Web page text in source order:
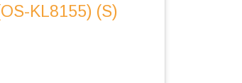
KL8155) (S)